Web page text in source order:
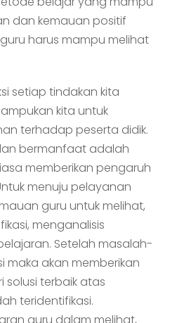
dan kemauan positif
harus mampu melihat
setiap tindakan kita
kita untuk
terhadap peserta didik.
bermanfaat adalah
memberikan pengaruh
menuju pelayanan
guru untuk melihat,
menganalisis
Setelah masalah-
maka akan memberikan
solusi terbaik atas
teridentifikasi.